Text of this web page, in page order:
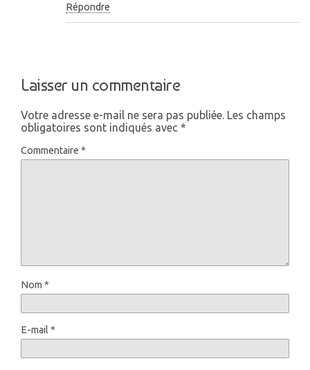
Répondre
Laisser un commentaire
Votre adresse e-mail ne sera pas publiée. Les champs
obligatoires sont indiqués avec *
Commentaire *
Nom *
E-mail *